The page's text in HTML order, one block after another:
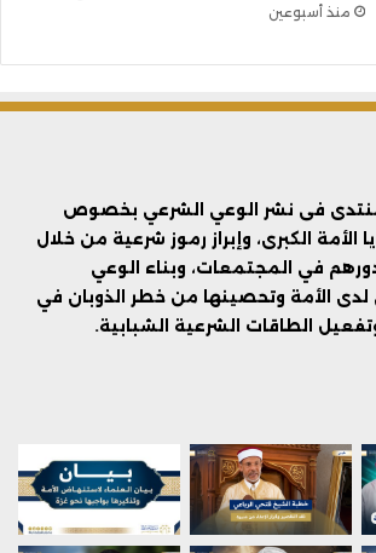
منذ أسبوعين
فى نشر الوعي الشرعي بخصوص
الأمة الكبرى، وإبراز رموز شرعية من خلال
في المجتمعات، وبناء الوعي
لدى الأمة وتحصينها من خطر الذوبان في
وتفعيل الطاقات الشرعية الشبابية.